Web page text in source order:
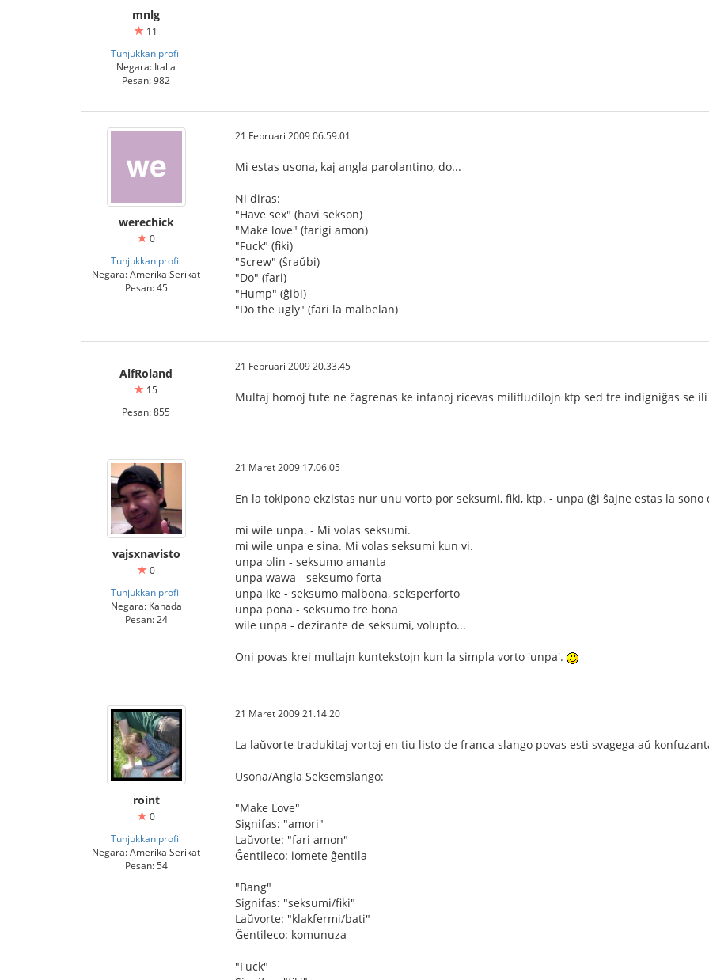
mnlg
11
Tunjukkan profil
Negara: Italia
Pesan: 982
werechick
0
Tunjukkan profil
Negara: Amerika Serikat
Pesan: 45
21 Februari 2009 06.59.01
Mi estas usona, kaj angla parolantino, do...
Ni diras:
"Have sex" (havi sekson)
"Make love" (farigi amon)
"Fuck" (fiki)
"Screw" (ŝraŭbi)
"Do" (fari)
"Hump" (ĝibi)
"Do the ugly" (fari la malbelan)
AlfRoland
15
Pesan: 855
21 Februari 2009 20.33.45
Multaj homoj tute ne ĉagrenas ke infanoj ricevas militludilojn ktp sed tre indigniĝas se ili
vajsxnavisto
0
Tunjukkan profil
Negara: Kanada
Pesan: 24
21 Maret 2009 17.06.05
En la tokipono ekzistas nur unu vorto por seksumi, fiki, ktp. - unpa (ĝi ŝajne estas la
mi wile unpa. - Mi volas seksumi.
mi wile unpa e sina. Mi volas seksumi kun vi.
unpa olin - seksumo amanta
unpa wawa - seksumo forta
unpa ike - seksumo malbona, seksperforto
unpa pona - seksumo tre bona
wile unpa - dezirante de seksumi, volupto...
Oni povas krei multajn kuntekstojn kun la simpla vorto 'unpa'.
roint
0
Tunjukkan profil
Negara: Amerika Serikat
Pesan: 54
21 Maret 2009 21.14.20
La laŭvorte tradukitaj vortoj en tiu listo de franca slango povas esti svagega aŭ
Usona/Angla Seksemslango:
"Make Love"
Signifas: "amori"
Laŭvorte: "fari amon"
Ĝentileco: iomete ĝentila
"Bang"
Signifas: "seksumi/fiki"
Laŭvorte: "klakfermi/bati"
Ĝentileco: komunuza
"Fuck"